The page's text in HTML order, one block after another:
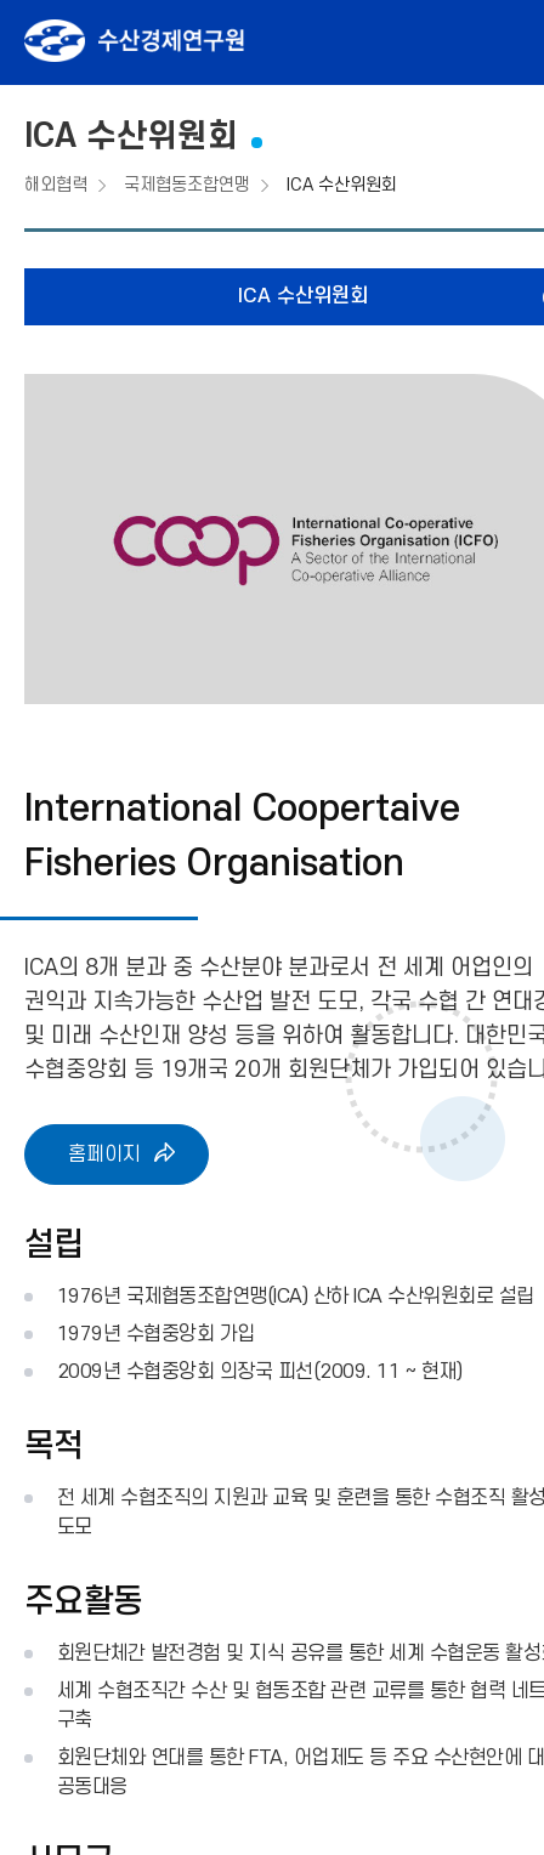
ICA 수산위원회
해외협력 국제협동조합연맹 ICA 수산위원회
fnctId=sitemenu,menuViewType=tab
ICA 수산위원회
ICA
International Coopertaive
Fisheries Organisation
ICA의 8개 분과 중 수산분야 분과로서 전 세계 어업인의
권익과 지속가능한 수산업 발전 도모, 각국 수협 간 연대
및 미래 수산인재 양성 등을 위하여 활동합니다. 대한민
수협중앙회 등 19개국 20개 회원단체가 가입되어 있습
홈페이지
설립
1976년 국제협동조합연맹(ICA) 산하 ICA 수산위원회로 설립
1979년 수협중앙회 가입
2009년 수협중앙회 의장국 피선(2009. 11 ~ 현재)
목적
전 세계 수협조직의 지원과 교육 및 훈련을 통한 수협조직 활
도모
주요활동
회원단체간 발전경험 및 지식 공유를 통한 세계 수협운동 활
세계 수협조직간 수산 및 협동조합 관련 교류를 통한 협력 네
구축
회원단체와 연대를 통한 FTA, 어업제도 등 주요 수산현안에
공동대응